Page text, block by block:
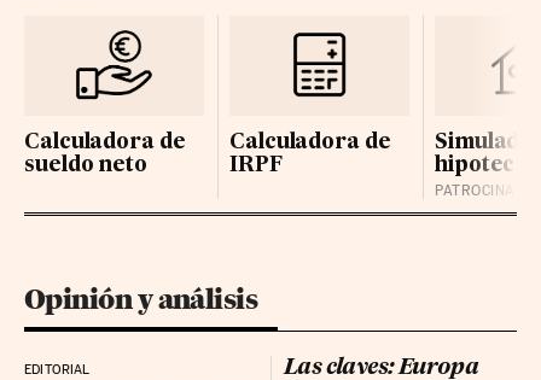
Calculadora de
sueldo neto
Calculadora de
IRPF
hipotecas
Opinión y análisis
EDITORIAL
Las claves: Europa